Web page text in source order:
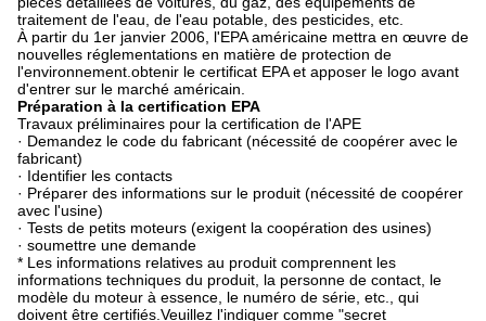
traitement de l'eau, de l'eau potable, des pesticides, etc.
À partir du 1er janvier 2006, l'EPA américaine mettra en œuvre de
nouvelles réglementations en matière de protection de
l'environnement.obtenir le certificat EPA et apposer le logo avant
d'entrer sur le marché américain.
Préparation à la certification EPA
Travaux préliminaires pour la certification de l'APE
· Demandez le code du fabricant (nécessité de coopérer avec le
fabricant)
· Identifier les contacts
· Préparer des informations sur le produit (nécessité de coopérer
avec l'usine)
· Tests de petits moteurs (exigent la coopération des usines)
· soumettre une demande
* Les informations relatives au produit comprennent les
informations techniques du produit, la personne de contact, le
modèle du moteur à essence, le numéro de série, etc., qui
doivent être certifiés.Veuillez l'indiquer comme "secret